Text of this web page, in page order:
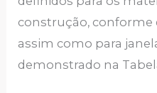
construção, conforme
assim como para
demonstrado na